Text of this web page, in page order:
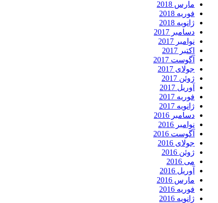
مارس 2018
فوریه 2018
ژانویه 2018
دسامبر 2017
نوامبر 2017
اکتبر 2017
آگوست 2017
جولای 2017
ژوئن 2017
آوریل 2017
فوریه 2017
ژانویه 2017
دسامبر 2016
نوامبر 2016
آگوست 2016
جولای 2016
ژوئن 2016
می 2016
آوریل 2016
مارس 2016
فوریه 2016
ژانویه 2016